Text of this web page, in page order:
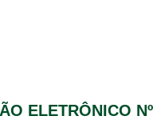
ELETRÔNICO